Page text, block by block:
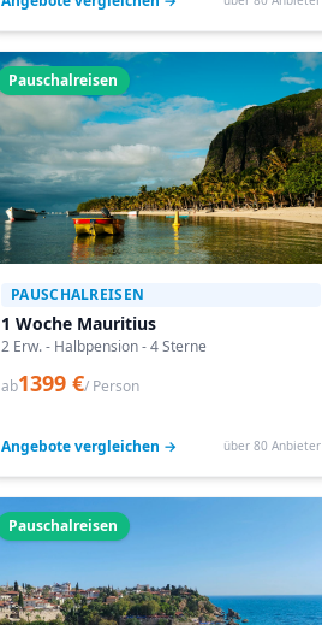
Pauschalreisen
PAUSCHALREISEN
1 Woche Mauritius
2 Erw. - Halbpension - 4 Sterne
ab1399 €/ Person
Angebote vergleichen → über 80 Anbieter
Pauschalreisen